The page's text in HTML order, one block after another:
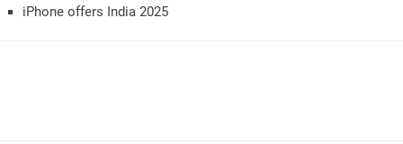
iPhone offers India 2025